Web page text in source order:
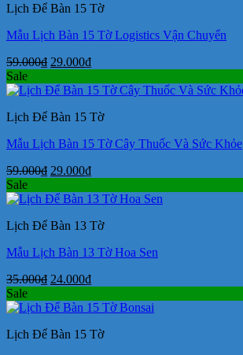
29.000₫.
Lịch Để Bàn 15 Tờ
Mẫu Lịch Bàn 15 Tờ Logistics Vận Chuyển
59.000₫ Giá
là:
29.000₫Giá
tại
29.000₫.
Sale
Lịch Để Bàn 15 Tờ
Mẫu Lịch Bàn 15 Tờ Cây Thuốc Và Sức Khỏe
59.000₫ Giá
là:
29.000₫Giá
tại
29.000₫.
Sale
Lịch Để Bàn 13 Tờ
Mẫu Lịch Bàn 13 Tờ Hoa Sen
35.000₫ Giá
là:
24.000₫Giá
tại
24.000₫.
Sale
Lịch Để Bàn 15 Tờ